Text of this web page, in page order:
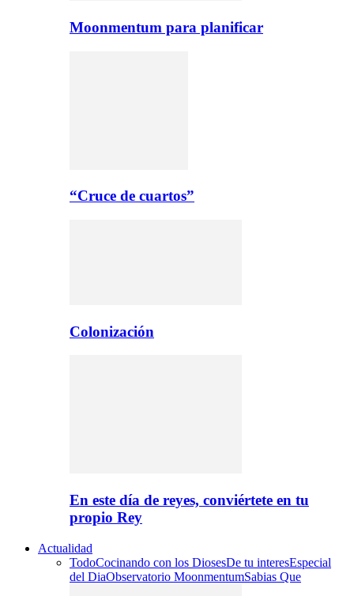
Moonmentum para planificar
“Cruce de cuartos”
Colonización
En este día de reyes, conviértete en tu
propio Rey
Actualidad
TodoCocinando con los DiosesDe tu interesEspecial
del DiaObservatorio MoonmentumSabias Que